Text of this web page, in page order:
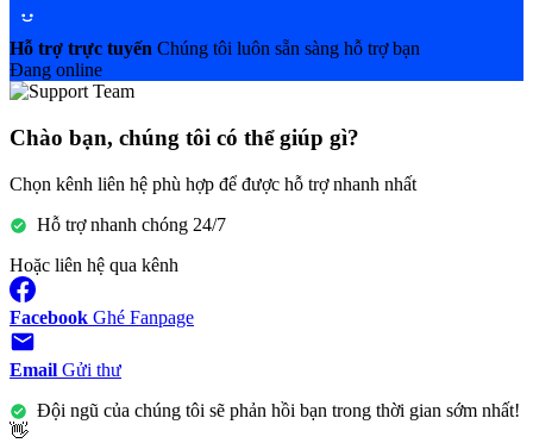
Hỗ trợ trực tuyến Chúng tôi luôn sẵn sàng hỗ trợ bạn
Đang online
Chào bạn, chúng tôi có thể giúp gì?
Chọn kênh liên hệ phù hợp để được hỗ trợ nhanh nhất
Hỗ trợ nhanh chóng 24/7
Hoặc liên hệ qua kênh
Facebook Ghé Fanpage
Email Gửi thư
Đội ngũ của chúng tôi sẽ phản hồi bạn trong thời gian sớm nhất!
👋